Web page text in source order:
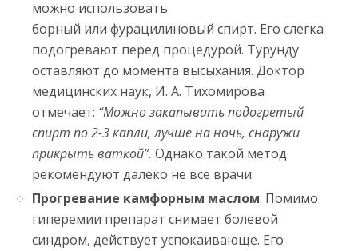
можно использовать
борный или фурацилиновый спирт. Его слегка
подогревают перед процедурой. Турунду
оставляют до момента высыхания. Доктор
медицинских наук, И. А. Тихомирова
отмечает: “Можно закапывать подогретый
спирт по 2-3 капли, лучше на ночь, снаружи
прикрыть ваткой”.Однако такой метод
рекомендуют далеко не все врачи.
Прогревание камфорным маслом. Помимо
гиперемии препарат снимает болевой
синдром, действует успокаивающе. Его